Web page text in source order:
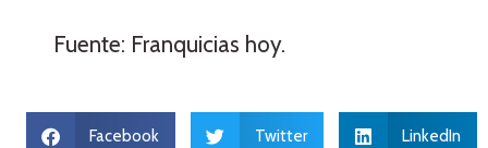
Fuente: Franquicias hoy.
Facebook Twitter LinkedIn